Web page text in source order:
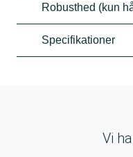
Robusthed (kun
Specifikationer
Vi